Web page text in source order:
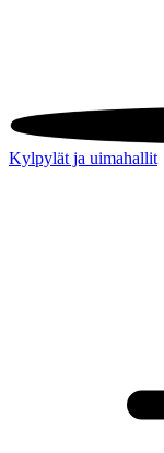
Kylpylät ja uimahallit